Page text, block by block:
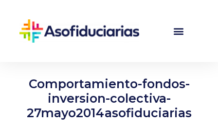
Comportamiento-fondos-
inversion-colectiva-
27mayo2014asofiduciarias